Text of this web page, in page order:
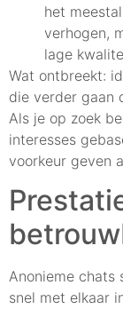
het
verhogen,
lage
Wat ontbreekt:
die verder gaan
Als je op zoek
interesses
voorkeur geven
Anonieme chats
snel met elkaar